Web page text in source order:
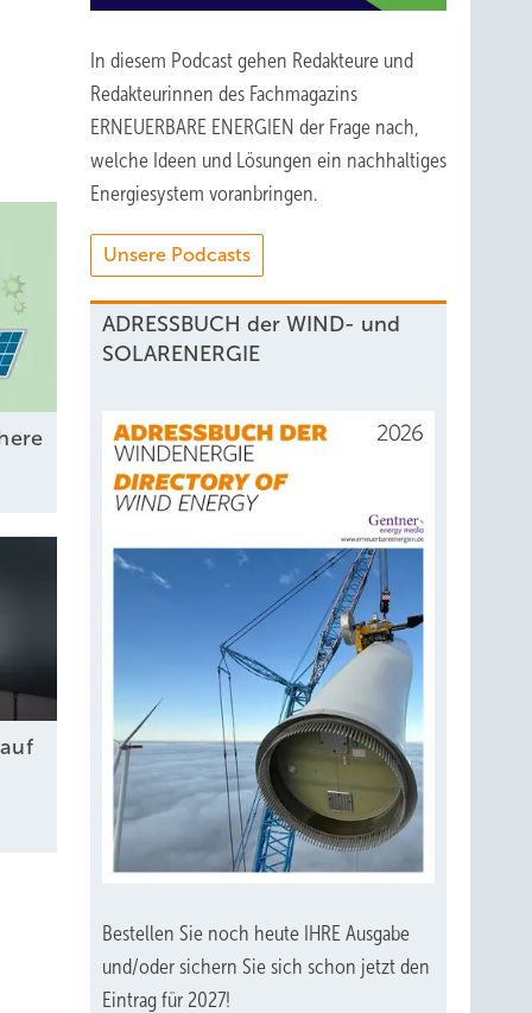
In diesem Podcast gehen Redakteure und
Redakteurinnen des Fachmagazins
ERNEUERBARE ENERGIEN der Frage nach,
welche Ideen und Lösungen ein nachhaltiges
Energiesystem voranbringen.
Unsere Podcasts
ADRESSBUCH der WIND- und
SOLARENERGIE
Bestellen Sie noch heute IHRE Ausgabe
und/oder sichern Sie sich schon jetzt den
Eintrag für 2027!